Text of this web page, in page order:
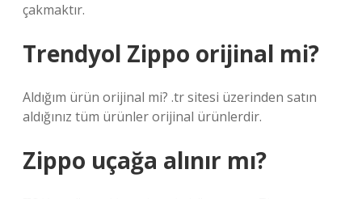
çakmaktır.
Trendyol Zippo orijinal mi?
Aldığım ürün orijinal mi? .tr sitesi üzerinden satın
aldığınız tüm ürünler orijinal ürünlerdir.
Zippo uçağa alınır mı?